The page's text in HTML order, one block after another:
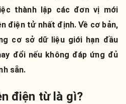
thành lập các đơn vị mới
điện tử nhất định. Về cơ bản,
cơ sở dữ liệu giới hạn đầu
đổi nếu không đáp ứng đủ
sẵn.
điện từ là gì?